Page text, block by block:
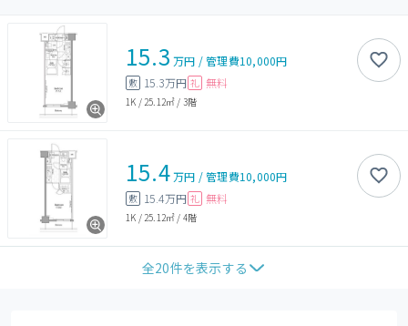
15.3 万円 /管理費10,000円
敷 15.3万円 礼 無料
1K / 25.12㎡ / 3階
15.4万円 /管理費10,000円
敷 15.4万円 礼 無料
1K / 25.12㎡ / 4階
全20件を表示する